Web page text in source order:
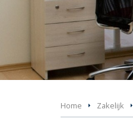
Home Zakelijk